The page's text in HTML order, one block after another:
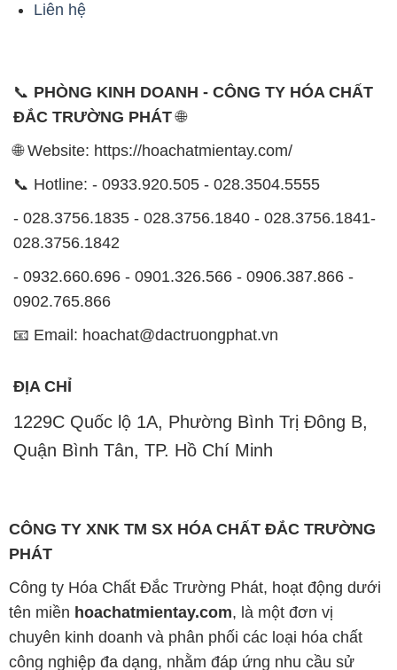
Liên hệ
📞 PHÒNG KINH DOANH - CÔNG TY HÓA CHẤT
ĐẮC TRƯỜNG PHÁT🌐
🌐 Website: https://hoachatmientay.com/
📞 Hotline: - 0933.920.505 - 028.3504.5555
- 028.3756.1835 - 028.3756.1840 - 028.3756.1841-
028.3756.1842
- 0932.660.696 - 0901.326.566 - 0906.387.866 -
0902.765.866
📧 Email: hoachat@dactruongphat.vn
ĐỊA CHỈ
1229C Quốc lộ 1A, Phường Bình Trị Đông B,
Quận Bình Tân, TP. Hồ Chí Minh
CÔNG TY XNK TM SX HÓA CHẤT ĐẮC TRƯỜNG
PHÁT
Công ty Hóa Chất Đắc Trường Phát, hoạt động dưới
tên miền hoachatmientay.com, là một đơn vị
chuyên kinh doanh và phân phối các loại hóa chất
công nghiệp đa dạng, nhằm đáp ứng nhu cầu sử